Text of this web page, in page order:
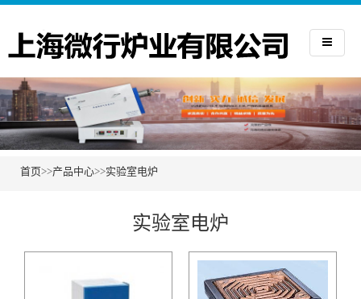
首页>>产品中心>>实验室电炉
实验室电炉